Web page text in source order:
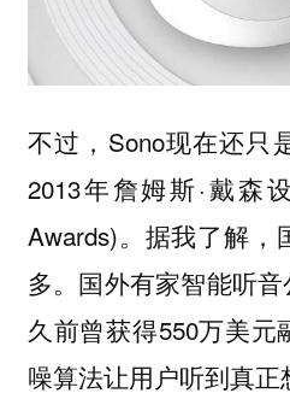
不过，Sono现在还只
2013年詹姆斯·戴森
Awards)。据我了解，
多。国外有家智能听音
久前曾获得550万美元
噪算法让用户听到真正